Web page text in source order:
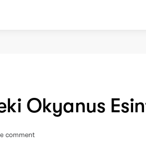
Okyanus
comment